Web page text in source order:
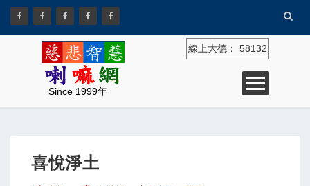
Since 1999年
線上大德： 58132
喜悅淨土